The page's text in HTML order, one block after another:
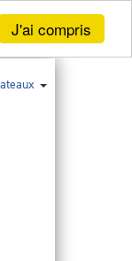
J'ai compris